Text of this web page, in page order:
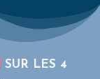
SUR LES 4